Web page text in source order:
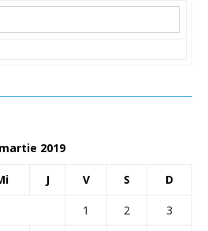
martie 2019
J V S D
1 2
3